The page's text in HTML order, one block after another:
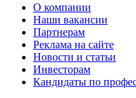
О компании
Наши вакансии
Партнерам
Реклама на сайте
Новости и статьи
Инвесторам
Кандидаты по